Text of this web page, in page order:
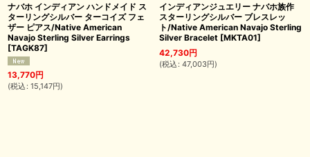
ナバホ インディアン ハンドメイド ス
ターリングシルバー ターコイズ フェ
ザー ピアス/Native American
Navajo Sterling Silver Earrings
[TAGK87]
13,770円
(税込 : 15,147円)
インディアンジュエリー ナバホ族作
スターリングシルバー ブレスレッ
ト/Native American Navajo Sterling
Silver Bracelet [MKTA01]
42,730円
(税込 : 47,003円)